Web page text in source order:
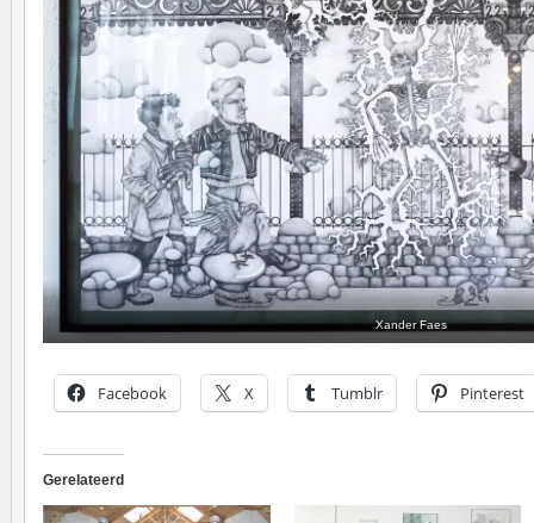
Xander Faes
Facebook X Tumblr Pinterest
Gerelateerd